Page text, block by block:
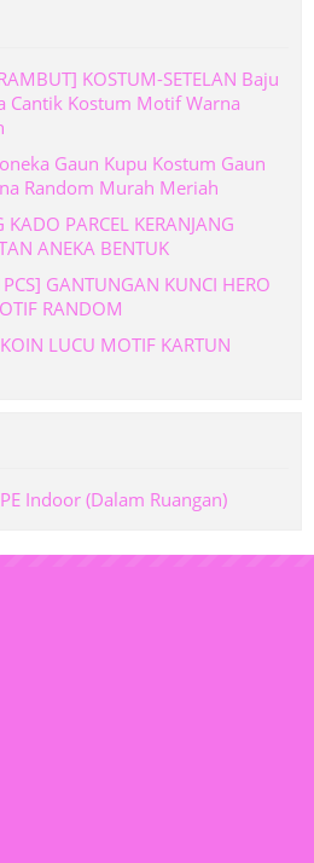
KOSTUM-SETELAN Baju
Cantik Kostum Motif Warna
Gaun Kupu Kostum Gaun
Random Murah Meriah
KADO PARCEL KERANJANG
ANEKA BENTUK
GANTUNGAN KUNCI HERO
RANDOM
LUCU MOTIF KARTUN
Indoor (Dalam Ruangan)